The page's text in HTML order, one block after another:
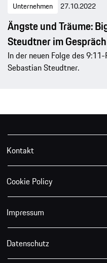
Unternehmen 27.10.2022
Ängste und Träume:
Steudtner im Gespräch
In der neuen Folge des
Sebastian Steudtner.
Kontakt
Cookie Policy
Impressum
Datenschutz